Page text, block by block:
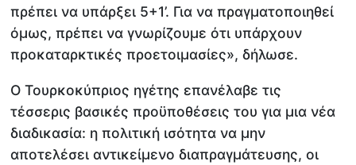
πρέπει να υπάρξει 5+1’. Για να πραγματοποιηθεί
όμως, πρέπει να γνωρίζουμε ότι υπάρχουν
προκαταρκτικές προετοιμασίες», δήλωσε.
Ο Τουρκοκύπριος ηγέτης επανέλαβε τις
τέσσερις βασικές προϋποθέσεις του για μια νέα
διαδικασία: η πολιτική ισότητα να μην
αποτελέσει αντικείμενο διαπραγμάτευσης, οι